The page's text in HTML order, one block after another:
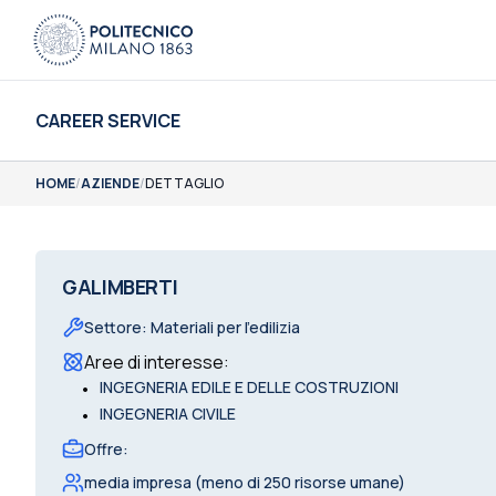
CAREER SERVICE
HOME/AZIENDE/DETTAGLIO
GALIMBERTI
Settore: Materiali per l'edilizia
Aree di interesse:
• INGEGNERIA EDILE E DELLE COSTRUZIONI
• INGEGNERIA CIVILE
Offre:
media impresa (meno di 250 risorse umane)